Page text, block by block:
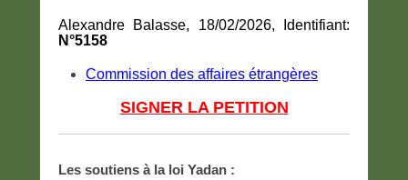
Alexandre Balasse, 18/02/2026, Identifiant:
N°5158
Commission des affaires étrangères
SIGNER LA PETITION
Les soutiens à la loi Yadan :